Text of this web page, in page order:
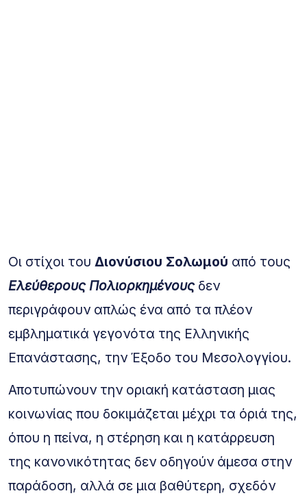
Οι στίχοι του Διονύσιου Σολωμού από τους
Ελεύθερους Πολιορκημένουςδεν
περιγράφουν απλώς ένα από τα πλέον
εμβληματικά γεγονότα της Ελληνικής
Επανάστασης, την Έξοδο του Μεσολογγίου.
Αποτυπώνουν την οριακή κατάσταση μιας
κοινωνίας που δοκιμάζεται μέχρι τα όριά της,
όπου η πείνα, η στέρηση και η κατάρρευση
της κανονικότητας δεν οδηγούν άμεσα στην
παράδοση, αλλά σε μια βαθύτερη, σχεδόν